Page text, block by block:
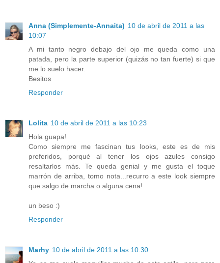
Anna (Simplemente-Annaita) 10 de abril de 2011 a las
10:07
A mi tanto negro debajo del ojo me queda como una
patada, pero la parte superior (quizás no tan fuerte) si que
me lo suelo hacer.
Besitos
Responder
Lolita 10 de abril de 2011 a las 10:23
Hola guapa!
Como siempre me fascinan tus looks, este es de mis
preferidos, porqué al tener los ojos azules consigo
resaltarlos más. Te queda genial y me gusta el toque
marrón de arriba, tomo nota...recurro a este look siempre
que salgo de marcha o alguna cena!
un beso :)
Responder
Marhy 10 de abril de 2011 a las 10:30